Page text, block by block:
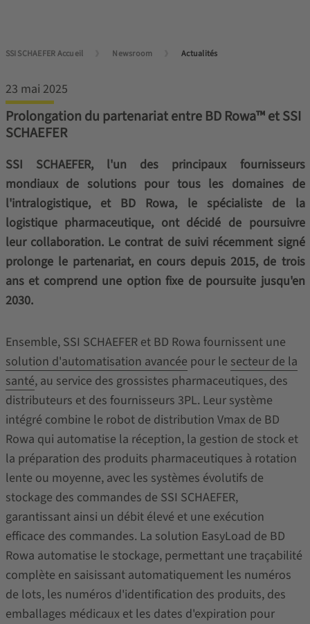
SSI SCHAEFER Accueil Newsroom Actualités
23 mai 2025
Prolongation du partenariat entre BD Rowa™ et SSI
SCHAEFER
SSI SCHAEFER, l'un des principaux fournisseurs
mondiaux de solutions pour tous les domaines de
l'intralogistique, et BD Rowa, le spécialiste de la
logistique pharmaceutique, ont décidé de poursuivre
leur collaboration. Le contrat de suivi récemment signé
prolonge le partenariat, en cours depuis 2015, de trois
ans et comprend une option fixe de poursuite jusqu'en
2030.
Ensemble, SSI SCHAEFER et BD Rowa fournissent une
solution d'automatisation avancée pour le secteur de la
santé, au service des grossistes pharmaceutiques, des
distributeurs et des fournisseurs 3PL. Leur système
intégré combine le robot de distribution Vmax de BD
Rowa qui automatise la réception, la gestion de stock et
la préparation des produits pharmaceutiques à rotation
lente ou moyenne, avec les systèmes évolutifs de
stockage des commandes de SSI SCHAEFER,
garantissant ainsi un débit élevé et une exécution
efficace des commandes. La solution EasyLoad de BD
Rowa automatise le stockage, permettant une traçabilité
complète en saisissant automatiquement les numéros
de lots, les numéros d'identification des produits, des
emballages médicaux et les dates d'expiration pour